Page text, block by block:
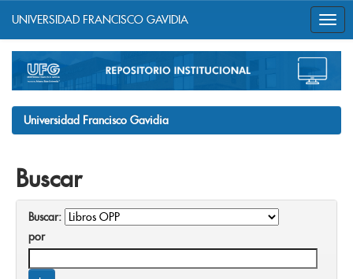
navigation
UNIVERSIDAD FRANCISCO GAVIDIA
Universidad Francisco Gavidia
Buscar
Buscar:
por